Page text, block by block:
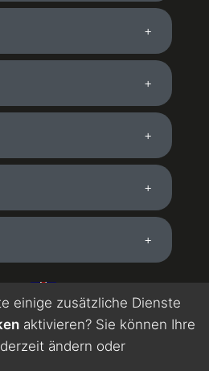
Englisch in Testphase.
einige zusätzliche Dienste
aktivieren? Sie können Ihre
ändern oder